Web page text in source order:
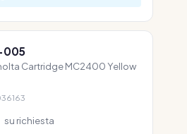
005
Cartridge MC2400 Yellow
su richiesta